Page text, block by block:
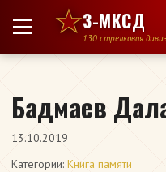
Перейти к содержимому
3-МКСД
130 стрелковая
Бадмаев
13.10.2019
Категории: Книга памяти